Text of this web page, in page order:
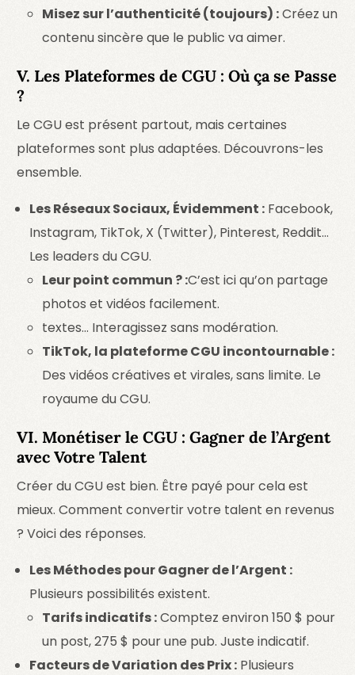
Misez sur l’authenticité (toujours) :Créez un
contenu sincère que le public va aimer.
V. Les Plateformes de CGU : Où ça se Passe
?
Le CGU est présent partout, mais certaines
plateformes sont plus adaptées. Découvrons-les
ensemble.
Les Réseaux Sociaux, Évidemment : Facebook,
Instagram, TikTok, X (Twitter), Pinterest, Reddit…
Les leaders du CGU.
Leur point commun ? :C’est ici qu’on partage
photos et vidéos facilement.
textes… Interagissez sans modération.
TikTok, la plateforme CGU incontournable :
Des vidéos créatives et virales, sans limite. Le
royaume du CGU.
VI. Monétiser le CGU : Gagner de l’Argent
avec Votre Talent
Créer du CGU est bien. Être payé pour cela est
mieux. Comment convertir votre talent en revenus
? Voici des réponses.
Les Méthodes pour Gagner de l’Argent :
Plusieurs possibilités existent.
Tarifs indicatifs :Comptez environ 150 $ pour
un post, 275 $ pour une pub. Juste indicatif.
Facteurs de Variation des Prix : Plusieurs